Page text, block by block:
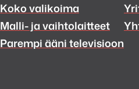
Koko valikoima
Malli- ja vaihtolaitteet
Parempi ääni televisioon